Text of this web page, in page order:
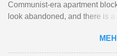
Communist-era apartment
look abandoned, and there is a
square. “We call Dessau the ...
Artikel ansehen ...